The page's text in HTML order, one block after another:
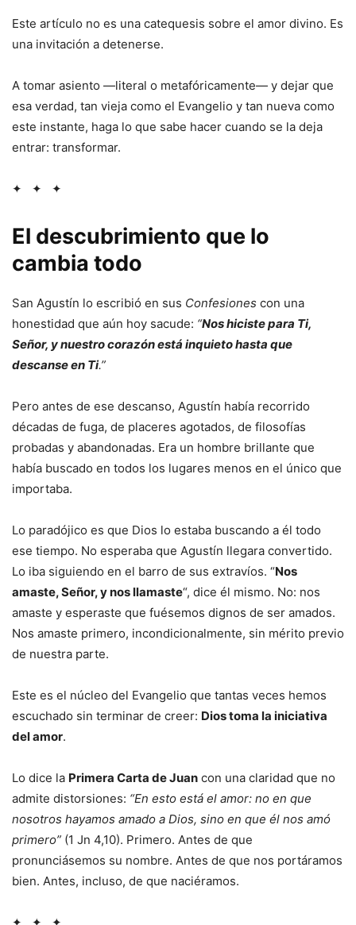
Este artículo no es una catequesis sobre el amor divino. Es
una invitación a detenerse.
A tomar asiento —literal o metafóricamente— y dejar que
esa verdad, tan vieja como el Evangelio y tan nueva como
este instante, haga lo que sabe hacer cuando se la deja
entrar: transformar.
✦ ✦ ✦
El descubrimiento que lo
cambia todo
San Agustín lo escribió en sus Confesiones con una
honestidad que aún hoy sacude: “Nos hiciste para Ti,
Señor, y nuestro corazón está inquieto hasta que
descanse en Ti.”
Pero antes de ese descanso, Agustín había recorrido
décadas de fuga, de placeres agotados, de filosofías
probadas y abandonadas. Era un hombre brillante que
había buscado en todos los lugares menos en el único que
importaba.
Lo paradójico es que Dios lo estaba buscando a él todo
ese tiempo. No esperaba que Agustín llegara convertido.
Lo iba siguiendo en el barro de sus extravíos. “Nos
amaste, Señor, y nos llamaste“, dice él mismo. No: nos
amaste y esperaste que fuésemos dignos de ser amados.
Nos amaste primero, incondicionalmente, sin mérito previo
de nuestra parte.
Este es el núcleo del Evangelio que tantas veces hemos
escuchado sin terminar de creer: Dios toma la iniciativa
del amor.
Lo dice la Primera Carta de Juan con una claridad que no
admite distorsiones: “En esto está el amor: no en que
nosotros hayamos amado a Dios, sino en que él nos amó
primero” (1 Jn 4,10). Primero. Antes de que
pronunciásemos su nombre. Antes de que nos portáramos
bien. Antes, incluso, de que naciéramos.